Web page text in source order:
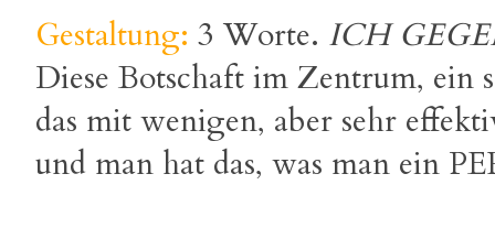
Gestaltung: 3 Worte. ICH
Diese Botschaft im Zentrum, ein
das mit wenigen, aber sehr
und man hat das, was man ein